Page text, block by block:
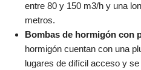
entre 80 y 150 m3/h y una
metros.
Bombas de hormigón con
hormigón cuentan con una
lugares de difícil acceso y